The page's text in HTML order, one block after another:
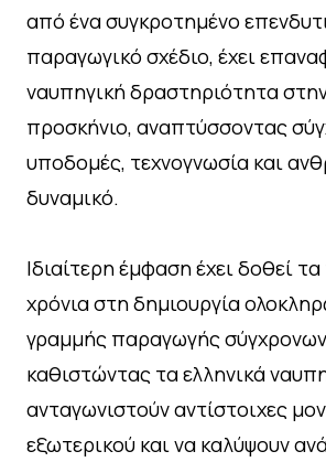
από ένα συγκροτημένο
παραγωγικό σχέδιο, έχει
ναυπηγική δραστηριότητα
προσκήνιο, αναπτύσσοντας
υποδομές, τεχνογνωσία και
δυναμικό.
Ιδιαίτερη έμφαση έχει δοθεί
χρόνια στη δημιουργία
γραμμής παραγωγής
καθιστώντας τα ελληνικά
ανταγωνιστούν αντίστοιχες
εξωτερικού και να καλύψουν